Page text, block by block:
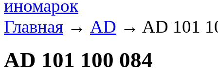
Главная → AD → AD 101
AD 101 100 084